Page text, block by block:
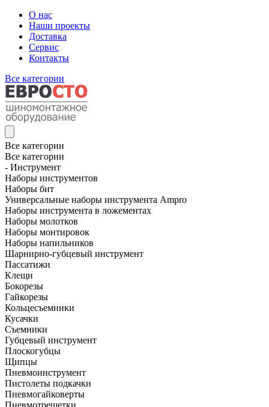
О нас
Наши проекты
Доставка
Сервис
Контакты
Все категории
Все категории
Все категории
- Инструмент
Наборы инструментов
Наборы бит
Универсальные наборы инструмента Ampro
Наборы инструмента в ложементах
Наборы молотков
Наборы монтировок
Наборы напильников
Шарнирно-губцевый инструмент
Пассатижи
Клещи
Бокорезы
Гайкорезы
Кольцесъемники
Кусачки
Съемники
Губцевый инструмент
Плоскогубцы
Щипцы
Пневмоинструмент
Пистолеты подкачки
Пневмогайковерты
Пневмотрещетки